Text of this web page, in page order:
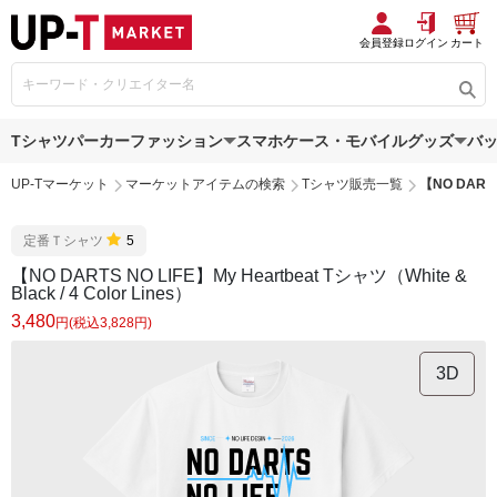
会員登録ログイン カート
Tシャツパーカーファッション スマホケース・モバイルグッズ バ
UP-Tマーケット マーケットアイテムの検索 Tシャツ販売一覧 【NO
定番Ｔシャツ 5
【NO DARTS NO LIFE】My Heartbeat Tシャツ（White &
Black / 4 Color Lines）
3,480円(税込3,828円)
3D